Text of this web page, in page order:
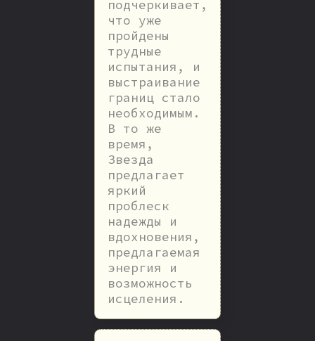
подчеркивает,
что уже
пройдены
трудные
испытания, и
выстраивание
границ стало
необходимым.
В то же
время,
Звезда
предлагает
яркий
проблеск
надежды и
вдохновения,
предлагаемая
энергия и
возможность
исцеления.